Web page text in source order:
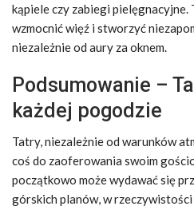
kąpiele czy zabiegi pielęgnacyjne.
wzmocnić więź i stworzyć
niezależnie od aury za oknem.
Podsumowanie –
każdej pogodzie
Tatry, niezależnie od warunków
coś do zaoferowania swoim
początkowo może wydawać się
górskich planów, w